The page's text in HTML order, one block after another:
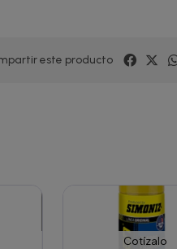
este producto
Cotízalo